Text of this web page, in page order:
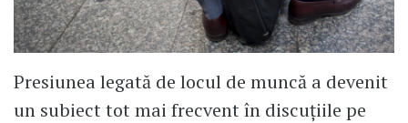
Presiunea legată de locul de muncă a devenit
un subiect tot mai frecvent în discuțiile pe